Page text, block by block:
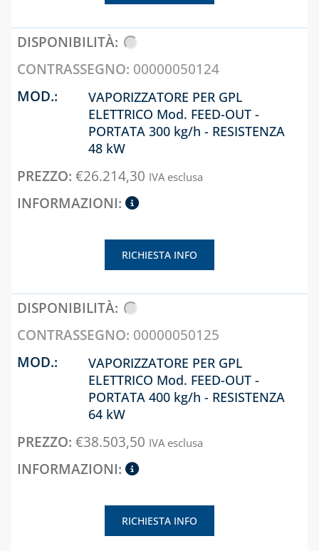
SISTEMA VMC,
ASSOLO E
ACCESSORI
SISTEMI DI
VENTILAZIONE E
TRATTAMENTO
PRESSIONE
SOLARE TERMICO
VALVOLE A
FARFALLA E FILTRI
A Y
VALVOLE DI ZONA
VALVOLE
E SICUREZZA
CAPITOLO 07
CASSETTE E
CONTATORI
ACQUA E
SPORTELLI PER
CONTATORI GAS
CASSETTE PER
ELETTRICI
CASSETTE PER
00000050124
VAPORIZZATORE PER GPL
ELETTRICO Mod. FEED-OUT -
PORTATA 300 kg/h - RESISTENZA
48 kW
€26.214,30 IVA esclusa
RICHIESTA INFO
00000050125
VAPORIZZATORE PER GPL
ELETTRICO Mod. FEED-OUT -
PORTATA 400 kg/h - RESISTENZA
64 kW
€38.503,50 IVA esclusa
RICHIESTA INFO